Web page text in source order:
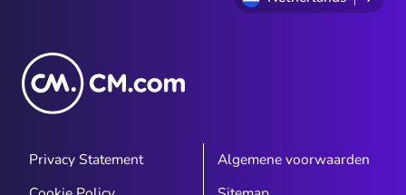
Privacy Statement
Algemene voorwaarden